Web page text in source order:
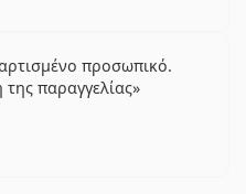
προσωπικό.
της παραγγελίας